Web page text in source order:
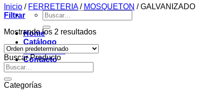
Buscar
por:
Home
Catálogo
Novedades
Contacto
Inicio / FERRETERIA / MOSQUETON /GALVANIZADO
Filtrar
Mostrando los 2 resultados
Buscar Producto
Buscar
por:
Categorías